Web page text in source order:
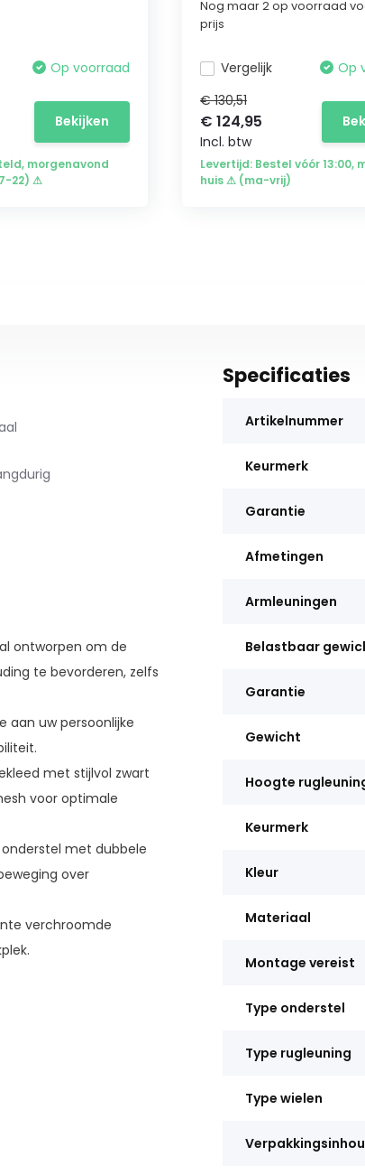
Op voorraad
Bekijken
morgenavond
22) ⚠
Nog maar 2 op voorraad
prijs
Vergelijk
Op
€ 130,51
€ 124,95
Incl. btw
Levertijd: Bestel vóór 13:00,
huis ⚠ (ma-vrij)
ontworpen om de
te bevorderen, zelfs
aan uw persoonlijke
met stijlvol zwart
voor optimale
met dubbele
over
verchroomde
Specificaties
Artikelnummer
Keurmerk
Garantie
Afmetingen
Armleuningen
Belastbaar
Garantie
Gewicht
Hoogte
Keurmerk
Kleur
Materiaal
Montage vereist
Type onderstel
Type rugleuning
Type wielen